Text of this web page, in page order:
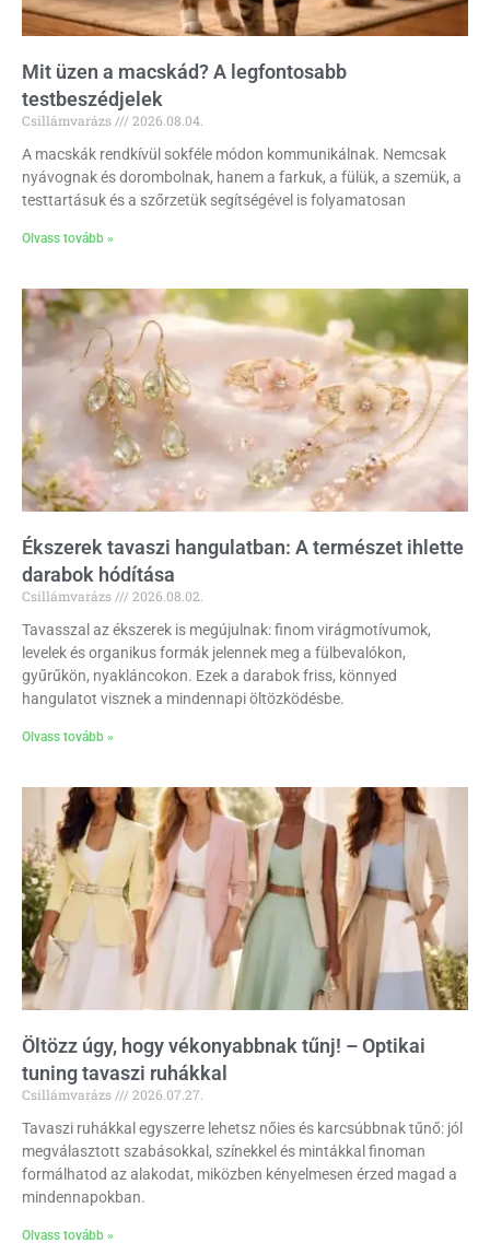
Mit üzen a macskád? A legfontosabb
testbeszédjelek
Csillámvarázs
2026.08.04.
A macskák rendkívül sokféle módon kommunikálnak. Nemcsak
nyávognak és dorombolnak, hanem a farkuk, a fülük, a szemük, a
testtartásuk és a szőrzetük segítségével is folyamatosan
Olvass tovább »
Ékszerek tavaszi hangulatban: A természet ihlette
darabok hódítása
Csillámvarázs
2026.08.02.
Tavasszal az ékszerek is megújulnak: finom virágmotívumok,
levelek és organikus formák jelennek meg a fülbevalókon,
gyűrűkön, nyakláncokon. Ezek a darabok friss, könnyed
hangulatot visznek a mindennapi öltözködésbe.
Olvass tovább »
Öltözz úgy, hogy vékonyabbnak tűnj! – Optikai
tuning tavaszi ruhákkal
Csillámvarázs
2026.07.27.
Tavaszi ruhákkal egyszerre lehetsz nőies és karcsúbbnak tűnő: jól
megválasztott szabásokkal, színekkel és mintákkal finoman
formálhatod az alakodat, miközben kényelmesen érzed magad a
mindennapokban.
Olvass tovább »